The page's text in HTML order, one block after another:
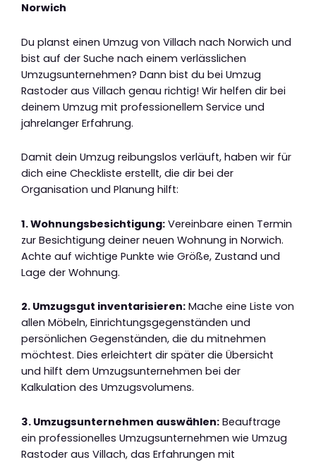
Norwich
Du planst einen Umzug von Villach nach Norwich und
bist auf der Suche nach einem verlässlichen
Umzugsunternehmen? Dann bist du bei Umzug
Rastoder aus Villach genau richtig! Wir helfen dir bei
deinem Umzug mit professionellem Service und
jahrelanger Erfahrung.
Damit dein Umzug reibungslos verläuft, haben wir für
dich eine Checkliste erstellt, die dir bei der
Organisation und Planung hilft:
1. Wohnungsbesichtigung: Vereinbare einen Termin
zur Besichtigung deiner neuen Wohnung in Norwich.
Achte auf wichtige Punkte wie Größe, Zustand und
Lage der Wohnung.
2. Umzugsgut inventarisieren: Mache eine Liste von
allen Möbeln, Einrichtungsgegenständen und
persönlichen Gegenständen, die du mitnehmen
möchtest. Dies erleichtert dir später die Übersicht
und hilft dem Umzugsunternehmen bei der
Kalkulation des Umzugsvolumens.
3. Umzugsunternehmen auswählen: Beauftrage
ein professionelles Umzugsunternehmen wie Umzug
Rastoder aus Villach, das Erfahrungen mit